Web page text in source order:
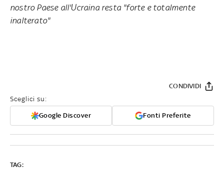
nostro Paese all'Ucraina resta "forte e totalmente
inalterato"
Sceglici su:
Google Discover Fonti Preferite
CONDIVIDI
TAG: